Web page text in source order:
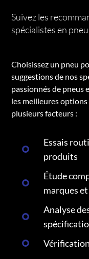
Suivez les
spécialistes en
Choisissez un pneu
suggestions de nos
passionnés de pneus
les meilleures options
plusieurs facteurs :
Essais
produits
Étude
marques
Analyse